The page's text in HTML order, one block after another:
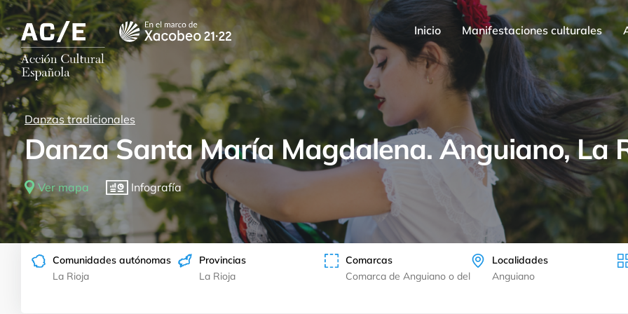
Inicio Manifestaciones culturales
Rutas para todos los gustos por nuestro patrimonio inmaterial
Acogida tradicional Arquitecturas del paisaje
Danzas tradicionales
Danza Santa María Magdalena. Anguiano, La
Ver mapa Infografía
Comunidades autónomas
La Rioja
Provincias
La Rioja
Comarcas
Comarca de Anguiano o del
Localidades
Anguiano